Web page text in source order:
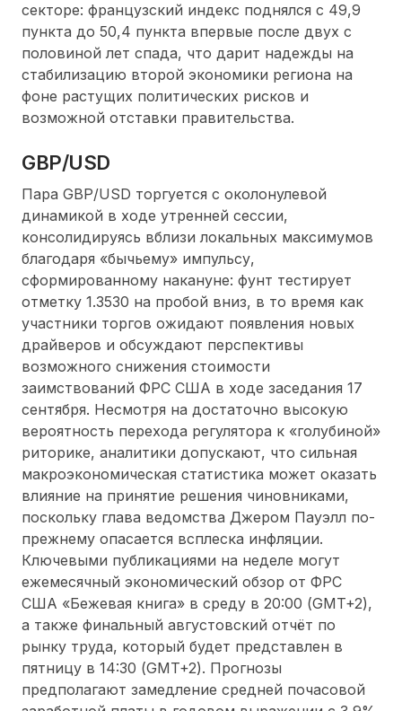
секторе: французский индекс поднялся с 49,9
пункта до 50,4 пункта впервые после двух с
половиной лет спада, что дарит надежды на
стабилизацию второй экономики региона на
фоне растущих политических рисков и
возможной отставки правительства.
GBP/USD
Пара GBP/USD торгуется с околонулевой
динамикой в ходе утренней сессии,
консолидируясь вблизи локальных максимумов
благодаря «бычьему» импульсу,
сформированному накануне: фунт тестирует
отметку 1.3530 на пробой вниз, в то время как
участники торгов ожидают появления новых
драйверов и обсуждают перспективы
возможного снижения стоимости
заимствований ФРС США в ходе заседания 17
сентября. Несмотря на достаточно высокую
вероятность перехода регулятора к «голубиной»
риторике, аналитики допускают, что сильная
макроэкономическая статистика может оказать
влияние на принятие решения чиновниками,
поскольку глава ведомства Джером Пауэлл по-
прежнему опасается всплеска инфляции.
Ключевыми публикациями на неделе могут
ежемесячный экономический обзор от ФРС
США «Бежевая книга» в среду в 20:00 (GMT+2),
а также финальный августовский отчёт по
рынку труда, который будет представлен в
пятницу в 14:30 (GMT+2). Прогнозы
предполагают замедление средней почасовой